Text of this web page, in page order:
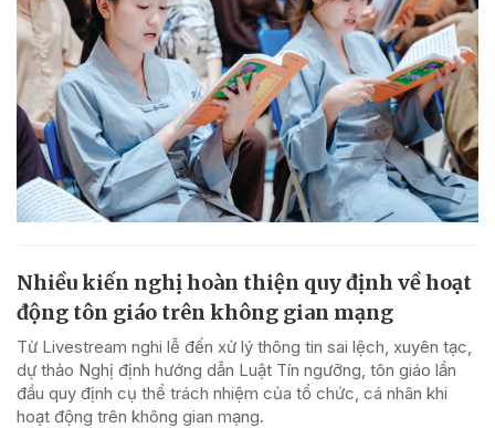
Nhiều kiến nghị hoàn thiện quy định về hoạt
động tôn giáo trên không gian mạng
Từ Livestream nghi lễ đến xử lý thông tin sai lệch, xuyên tạc,
dự thảo Nghị định hướng dẫn Luật Tín ngưỡng, tôn giáo lần
đầu quy định cụ thể trách nhiệm của tổ chức, cá nhân khi
hoạt động trên không gian mạng.